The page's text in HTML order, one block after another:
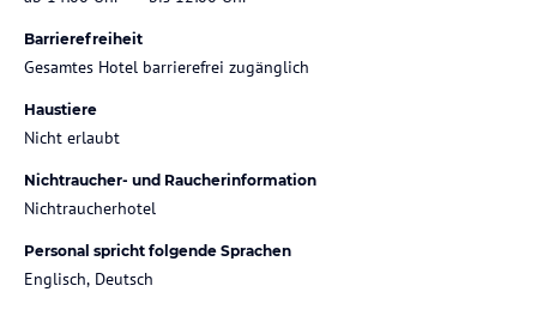
Barrierefreiheit
Gesamtes Hotel barrierefrei zugänglich
Haustiere
Nicht erlaubt
Nichtraucher- und Raucherinformation
Nichtraucherhotel
Personal spricht folgende Sprachen
Englisch, Deutsch